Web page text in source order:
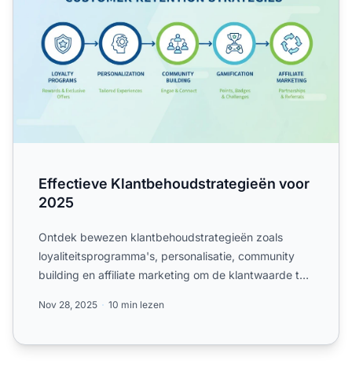
Effectieve Klantbehoudstrategieën voor
2025
Ontdek bewezen klantbehoudstrategieën zoals
loyaliteitsprogramma's, personalisatie, community
building en affiliate marketing om de klantwaarde te
Nov 28, 2025 10 min lezen